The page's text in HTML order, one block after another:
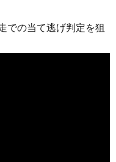
での当て逃げ判定を狙